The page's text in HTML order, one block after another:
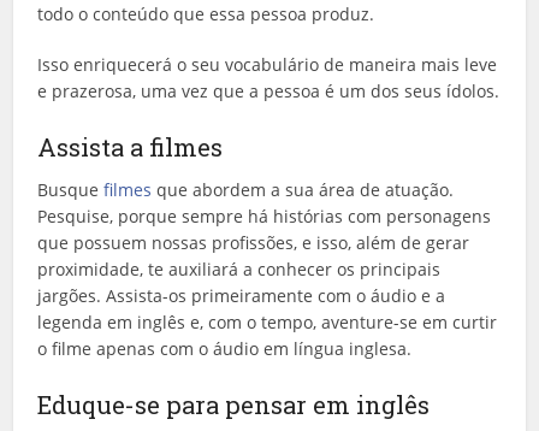
todo o conteúdo que essa pessoa produz.
Isso enriquecerá o seu vocabulário de maneira mais leve
e prazerosa, uma vez que a pessoa é um dos seus ídolos.
Assista a filmes
Busquefilmes que abordem a sua área de atuação.
Pesquise, porque sempre há histórias com personagens
que possuem nossas profissões, e isso, além de gerar
proximidade, te auxiliará a conhecer os principais
jargões. Assista-os primeiramente com o áudio e a
legenda em inglês e, com o tempo, aventure-se em curtir
o filme apenas com o áudio em língua inglesa.
Eduque-se para pensar em inglês